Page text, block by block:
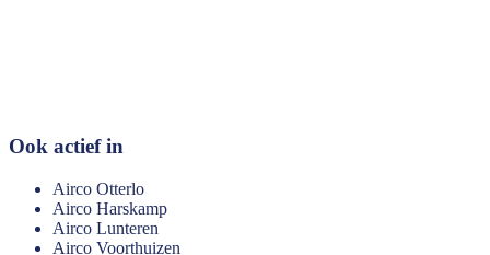
Ook actief in
Airco Otterlo
Airco Harskamp
Airco Lunteren
Airco Voorthuizen